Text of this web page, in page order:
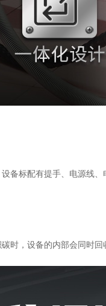
备标配有提手、电源线
，设备的内部会同时回